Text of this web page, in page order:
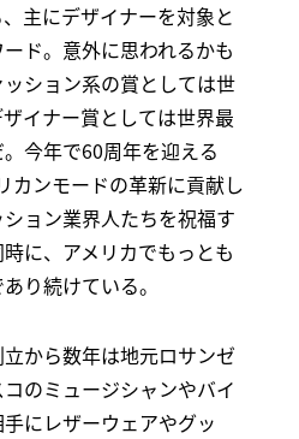
主にデザイナーを対象と
ド。意外に思われるかも
ション系の賞としては世
イナー賞としては世界最
今年で60周年を迎える
カンモードの革新に貢献し
ョン業界人たちを祝福す
に、アメリカでもっとも
り続けている。
立から数年は地元ロサンゼ
のミュージシャンやバイ
にレザーウェアやグッ